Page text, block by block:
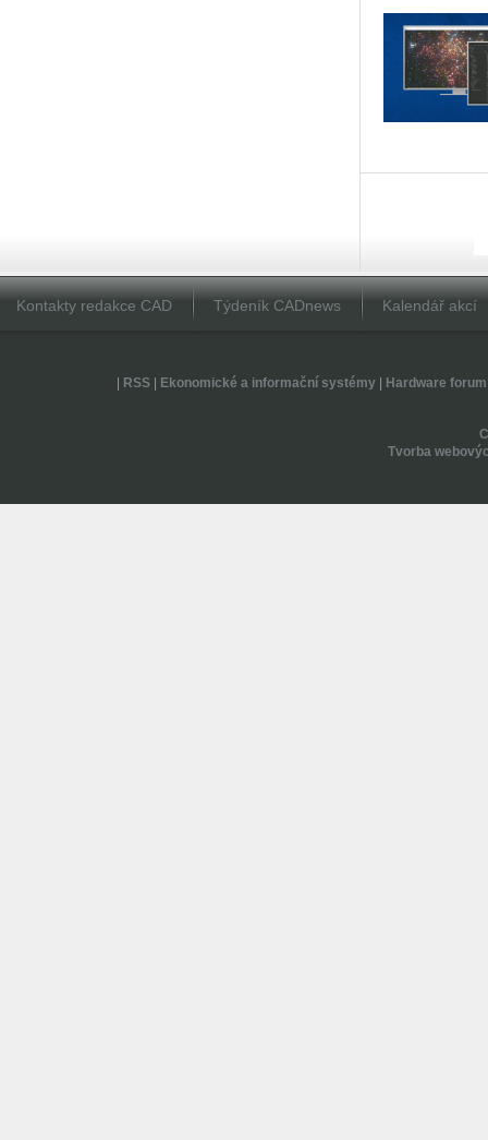
Kontakty redakce CAD Týdeník CADnews Kalendář akcí
RSS| Ekonomické a informační systémy| Hardware forum
Tvorba